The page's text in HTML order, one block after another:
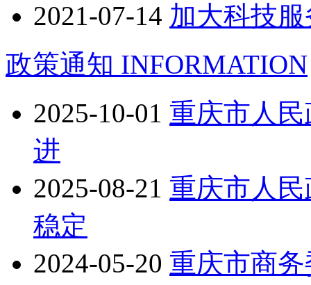
2021-07-14 加大科技
政策通知 INFORMATION
2025-10-01 重庆市人
进
2025-08-21 重庆市人
稳定
2024-05-20 重庆市商